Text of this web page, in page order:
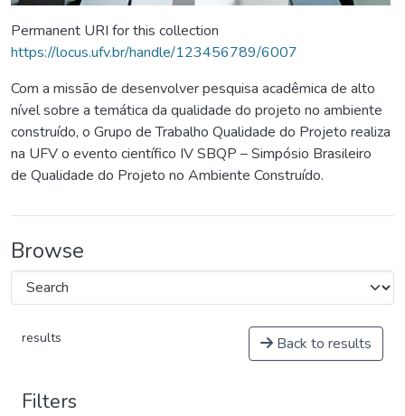
Permanent URI for this collection
https://locus.ufv.br/handle/123456789/6007
Com a missão de desenvolver pesquisa acadêmica de alto
nível sobre a temática da qualidade do projeto no ambiente
construído, o Grupo de Trabalho Qualidade do Projeto realiza
na UFV o evento científico IV SBQP – Simpósio Brasileiro
de Qualidade do Projeto no Ambiente Construído.
Browse
results Back to results
Filters